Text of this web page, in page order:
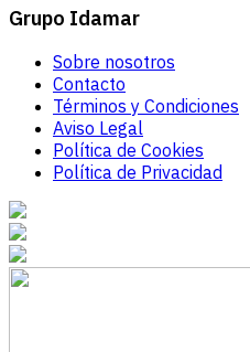
Grupo Idamar
Sobre nosotros
Contacto
Términos y Condiciones
Aviso Legal
Política de Cookies
Política de Privacidad